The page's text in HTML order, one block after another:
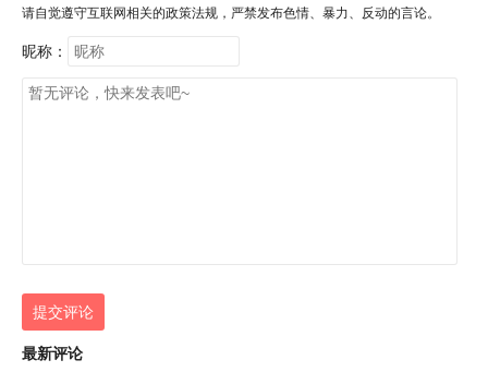
请自觉遵守互联网相关的政策法规，严禁发布色情、暴力、反动的言论。
昵称：
提交评论
最新评论